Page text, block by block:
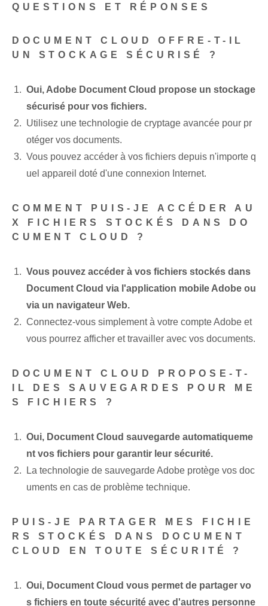
QUESTIONS ET RÉPONSES
DOCUMENT CLOUD OFFRE-T-IL
UN STOCKAGE SÉCURISÉ ?
Oui, Adobe Document Cloud propose un stockage
sécurisé pour vos fichiers.
Utilisez une technologie de cryptage avancée pour pr
otéger vos documents.
Vous pouvez accéder à vos fichiers depuis n'importe q
uel appareil doté d'une connexion Internet.
COMMENT PUIS-JE ACCÉDER AU
X FICHIERS STOCKÉS DANS DO
CUMENT CLOUD ?
Vous pouvez accéder à vos fichiers stockés dans
Document Cloud via l'application mobile Adobe ou
via un navigateur Web.
Connectez-vous simplement à votre compte Adobe et
vous pourrez afficher et travailler avec vos documents.
DOCUMENT CLOUD PROPOSE-T-
IL DES SAUVEGARDES POUR ME
S FICHIERS ?
Oui, Document Cloud sauvegarde automatiqueme
nt vos fichiers pour garantir leur sécurité.
La technologie de sauvegarde Adobe protège vos doc
uments en cas de problème technique.
PUIS-JE PARTAGER MES FICHIE
RS STOCKÉS DANS DOCUMENT
CLOUD EN TOUTE SÉCURITÉ ?
Oui, Document Cloud vous permet de partager vo
s fichiers en toute sécurité avec d'autres personne